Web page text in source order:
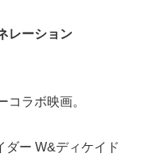
レーション
コラボ映画。
ダー W&ディケイド